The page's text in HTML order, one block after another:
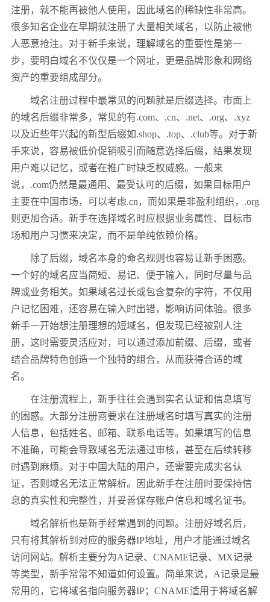
注册，就不能再被他人使用，因此域名的稀缺性非常高。
很多知名企业在早期就注册了大量相关域名，以防止被他
人恶意抢注。对于新手来说，理解域名的重要性是第一
步，要明白域名不仅仅是一个网址，更是品牌形象和网络
资产的重要组成部分。
域名注册过程中最常见的问题就是后缀选择。市面上
的域名后缀非常多，常见的有.com、.cn、.net、.org、.xyz
以及近些年兴起的新型后缀如.shop、.top、.club等。对于新
手来说，容易被低价促销吸引而随意选择后缀，结果发现
用户难以记忆，或者在推广时缺乏权威感。一般来
说，.com仍然是最通用、最受认可的后缀，如果目标用户
主要在中国市场，可以考虑.cn，而如果是非盈利组织，.org
则更加合适。新手在选择域名时应根据业务属性、目标市
场和用户习惯来决定，而不是单纯依赖价格。
除了后缀，域名本身的命名规则也容易让新手困惑。
一个好的域名应当简短、易记、便于输入，同时尽量与品
牌或业务相关。如果域名过长或包含复杂的字符，不仅用
户记忆困难，还容易在输入时出错，影响访问体验。很多
新手一开始想注册理想的短域名，但发现已经被别人注
册，这时需要灵活应对，可以通过添加前缀、后缀，或者
结合品牌特色创造一个独特的组合，从而获得合适的域
名。
在注册流程上，新手往往会遇到实名认证和信息填写
的困惑。大部分注册商要求在注册域名时填写真实的注册
人信息，包括姓名、邮箱、联系电话等。如果填写的信息
不准确，可能会导致域名无法通过审核，甚至在后续转移
时遇到麻烦。对于中国大陆的用户，还需要完成实名认
证，否则域名无法正常解析。因此新手在注册时要保持信
息的真实性和完整性，并妥善保存账户信息和域名证书。
域名解析也是新手经常遇到的问题。注册好域名后，
只有将其解析到对应的服务器IP地址，用户才能通过域名
访问网站。解析主要分为A记录、CNAME记录、MX记录
等类型，新手常常不知道如何设置。简单来说，A记录是最
常用的，它将域名指向服务器IP；CNAME适用于将域名解